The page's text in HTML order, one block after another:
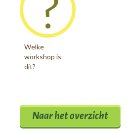
Welke
workshop is
dit?
Naar het overzicht